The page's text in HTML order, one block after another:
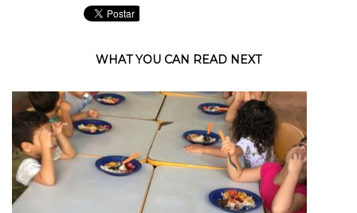
WHAT YOU CAN READ NEXT